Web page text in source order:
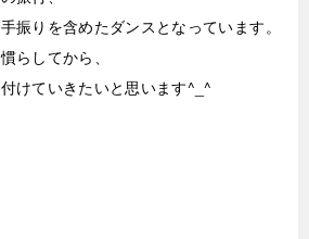
振りを含めたダンスとなっています。
らしてから、
けていきたいと思います^_^